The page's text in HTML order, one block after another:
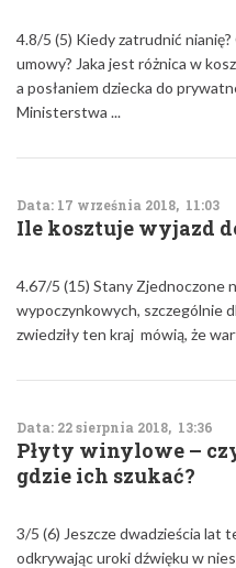
4.8/5 (5) Kiedy zatrudnić
umowy? Jaka jest różnica w
a posłaniem dziecka do
Ministerstwa ...
Data: 17 września 2018, 11:03
Ile kosztuje wyjazd
4.67/5 (15) Stany Zjednoczone
wypoczynkowych, szczególnie
zwiedziły ten kraj mówią, że
Data: 22 sierpnia 2018, 13:36
Płyty winylowe –
gdzie ich szukać?
3/5 (6) Jeszcze dwadzieścia lat
odkrywając uroki dźwięku w